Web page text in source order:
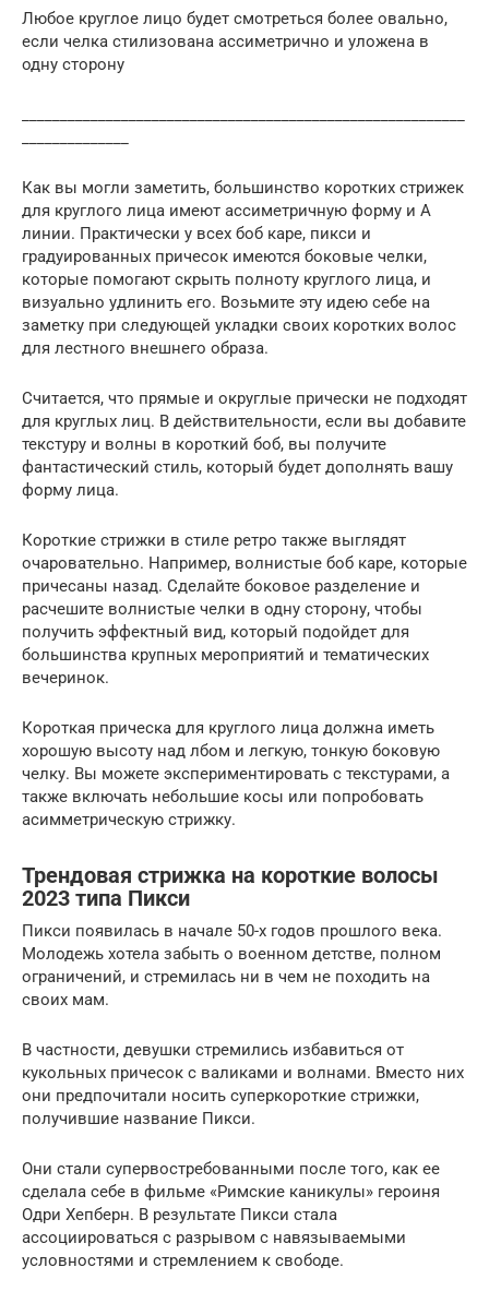
Любое круглое лицо будет смотреться более овально,
если челка стилизована ассиметрично и уложена в
одну сторону
Как вы могли заметить, большинство коротких стрижек
для круглого лица имеют ассиметричную форму и А
линии. Практически у всех боб каре, пикси и
градуированных причесок имеются боковые челки,
которые помогают скрыть полноту круглого лица, и
визуально удлинить его. Возьмите эту идею себе на
заметку при следующей укладки своих коротких волос
для лестного внешнего образа.
Считается, что прямые и округлые прически не подходят
для круглых лиц. В действительности, если вы добавите
текстуру и волны в короткий боб, вы получите
фантастический стиль, который будет дополнять вашу
форму лица.
Короткие стрижки в стиле ретро также выглядят
очаровательно. Например, волнистые боб каре, которые
причесаны назад. Сделайте боковое разделение и
расчешите волнистые челки в одну сторону, чтобы
получить эффектный вид, который подойдет для
большинства крупных мероприятий и тематических
вечеринок.
Короткая прическа для круглого лица должна иметь
хорошую высоту над лбом и легкую, тонкую боковую
челку. Вы можете экспериментировать с текстурами, а
также включать небольшие косы или попробовать
асимметрическую стрижку.
Трендовая стрижка на короткие волосы
2023 типа Пикси
Пикси появилась в начале 50-х годов прошлого века.
Молодежь хотела забыть о военном детстве, полном
ограничений, и стремилась ни в чем не походить на
своих мам.
В частности, девушки стремились избавиться от
кукольных причесок с валиками и волнами. Вместо них
они предпочитали носить суперкороткие стрижки,
получившие название Пикси.
Они стали супервостребованными после того, как ее
сделала себе в фильме «Римские каникулы» героиня
Одри Хепберн. В результате Пикси стала
ассоциироваться с разрывом с навязываемыми
условностями и стремлением к свободе.